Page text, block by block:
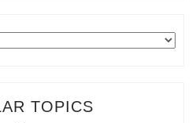
TOPICS